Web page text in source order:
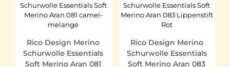
Rico Design Merino
Schurwolle Essentials
Soft Merino Aran 081
Rico Design Merino
Schurwolle Essentials
Soft Merino Aran 083